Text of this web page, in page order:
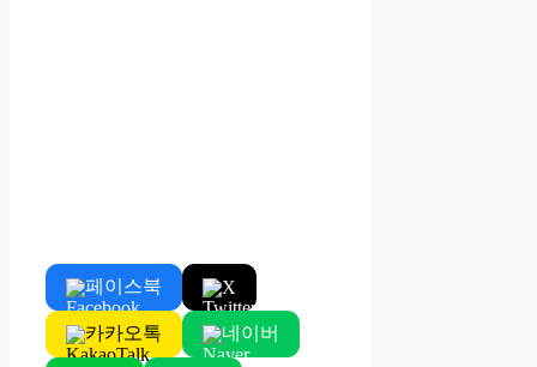
페이스북 X
카카오톡 네이버